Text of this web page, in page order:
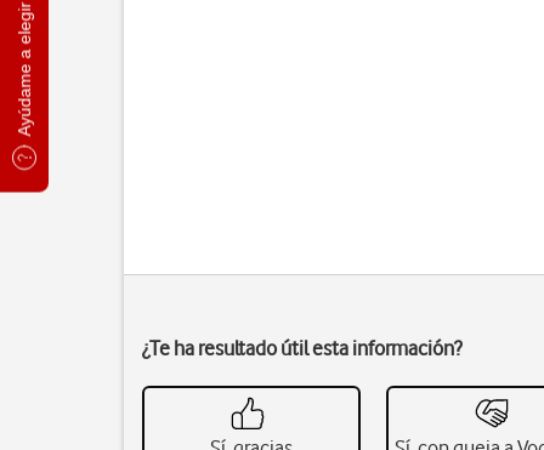
Ayúdame a elegir
¿Te ha resultado útil esta información?